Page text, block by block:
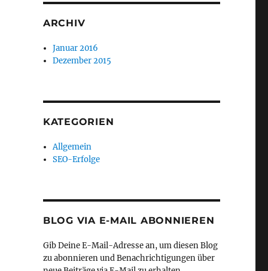
ARCHIV
Januar 2016
Dezember 2015
KATEGORIEN
Allgemein
SEO-Erfolge
BLOG VIA E-MAIL ABONNIEREN
Gib Deine E-Mail-Adresse an, um diesen Blog
zu abonnieren und Benachrichtigungen über